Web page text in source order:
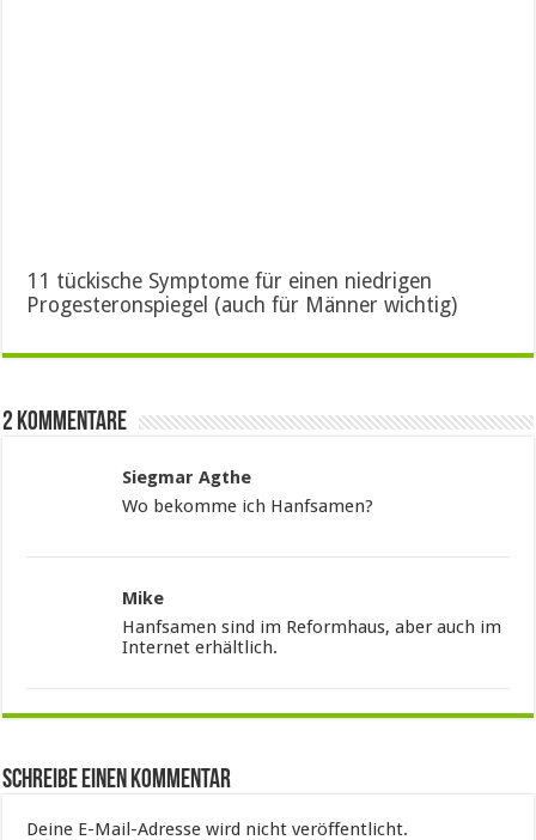
11 tückische Symptome für einen niedrigen
Progesteronspiegel (auch für Männer wichtig)
2 Kommentare
Siegmar Agthe
Wo bekomme ich Hanfsamen?
Mike
Hanfsamen sind im Reformhaus, aber auch im
Internet erhältlich.
Schreibe einen Kommentar
Deine E-Mail-Adresse wird nicht veröffentlicht.